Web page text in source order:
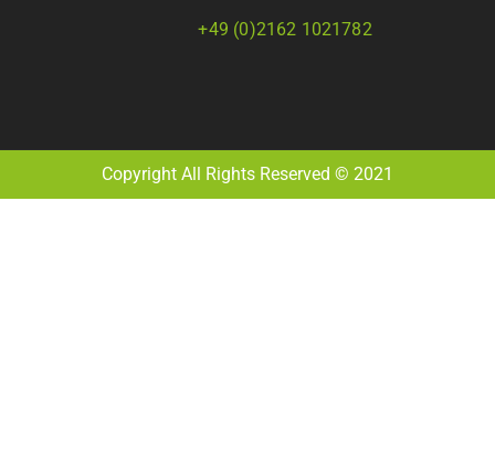
+49 (0)2162 1021782
Copyright All Rights Reserved © 2021